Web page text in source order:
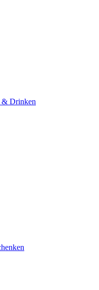
& Drinken